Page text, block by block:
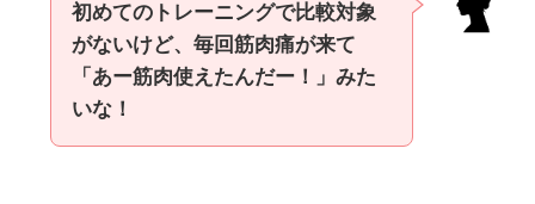
初めてのトレーニングで比較対象
がないけど、毎回筋肉痛が来て
「あー筋肉使えたんだー！」みた
いな！